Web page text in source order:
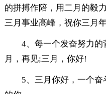
的拼搏作陪，用二月的毅
三月事业高峰，祝你三月
4、每一个发奋努力的
月，再见;三月，你好!
5、三月你好，一个奋